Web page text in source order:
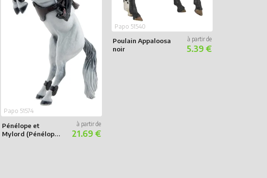
Pénélope et
Mylord (Pénélope
Papo 51574
21.69 €
Poulain Appaloosa
noir
Papo 51540
5.39 €